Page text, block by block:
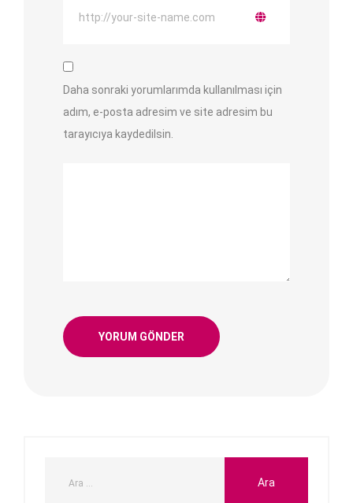
Daha sonraki yorumlarımda kullanılması için
adım, e-posta adresim ve site adresim bu
tarayıcıya kaydedilsin.